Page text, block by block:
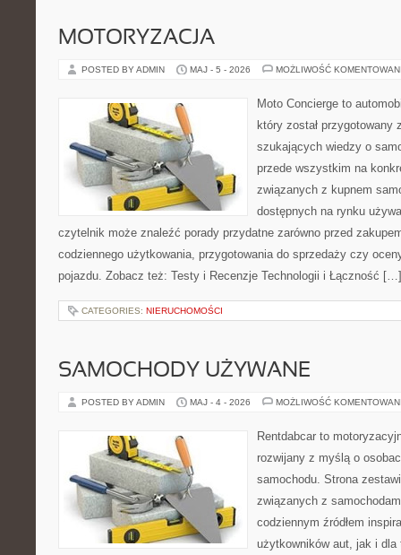
MOTORYZACJA
POSTED BY ADMIN MAJ - 5 - 2026 MOŻLIWOŚĆ
Moto Concierge to
który został przygotowany
szukających wiedzy o
przede wszystkim na
związanych z kupnem
dostępnych na rynku
czytelnik może znaleźć porady przydatne zarówno przed
codziennego użytkowania, przygotowania do sprzedaży czy
pojazdu. Zobacz też: Testy i Recenzje Technologii i Łączność […]
CATEGORIES: NIERUCHOMOŚCI
SAMOCHODY UŻYWANE
POSTED BY ADMIN MAJ - 4 - 2026 MOŻLIWOŚĆ
Rentdabcar to
rozwijany z myślą o
samochodu. Strona
związanych z
codziennym źródłem
użytkowników aut, jak i